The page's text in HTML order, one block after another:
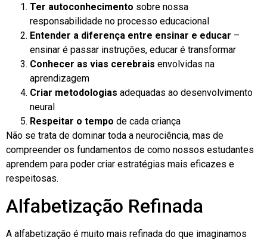
Ter autoconhecimento sobre nossa
responsabilidade no processo educacional
Entender a diferença entre ensinar e educar –
ensinar é passar instruções, educar é transformar
Conhecer as vias cerebrais envolvidas na
aprendizagem
Criar metodologias adequadas ao desenvolvimento
neural
Respeitar o tempo de cada criança
Não se trata de dominar toda a neurociência, mas de
compreender os fundamentos de como nossos estudantes
aprendem para poder criar estratégias mais eficazes e
respeitosas.
Alfabetização Refinada
A alfabetização é muito mais refinada do que imaginamos